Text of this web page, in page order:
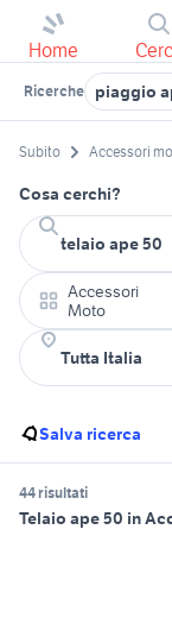
Home
Ricerche piaggio
Subito Accessori
Cosa cerchi?
Accessori
Moto
Salva ricerca
44 risultati
Telaio ape 50 in